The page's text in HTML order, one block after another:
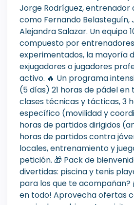
Jorge Rodríguez, entrenador
como Fernando Belasteguín,
Alejandra Salazar. Un equipo
compuesto por entrenadores
experimentados, la mayoría
exjugadores o jugadores
activo. 🔥 Un programa
(5 días) 21 horas de pádel en
clases técnicas y tácticas, 3
específico (movilidad y
horas de partidos dirigidos
horas de partidos contra
locales, entrenamiento y
petición. 🎁 Pack de
divertidas: piscina y tenis
para los que te acompañan?
en todo! Aprovecha ofertas